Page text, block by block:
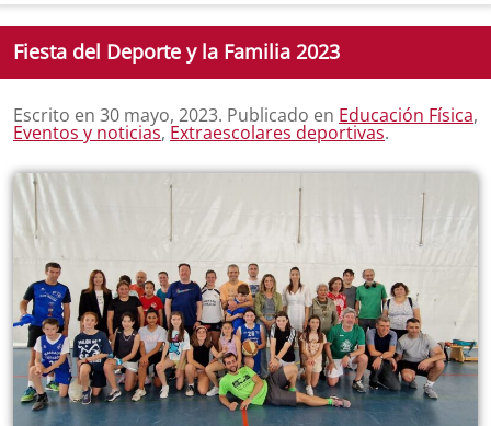
Fiesta del Deporte y la Familia 2023
Escrito en 30 mayo, 2023. Publicado en Educación Física,
Eventos y noticias, Extraescolares deportivas.